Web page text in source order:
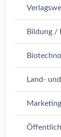
Bildung /
Land-